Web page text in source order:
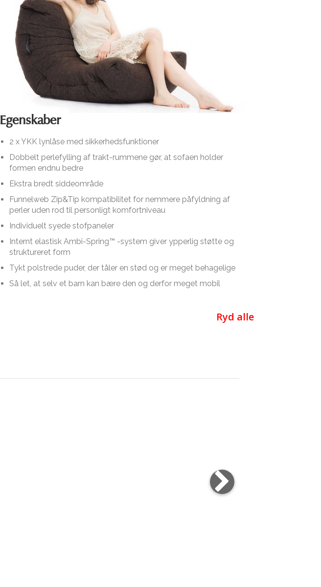
Egenskaber
2 x YKK lynlåse med sikkerhedsfunktioner
Dobbelt perlefylling af trakt-rummene gør, at sofaen holder
formen endnu bedre
Ekstra bredt siddeområde
Funnelweb Zip&Tip kompatibilitet for nemmere påfyldning af
perler uden rod til personligt komfortniveau
Individuelt syede stofpaneler
Internt elastisk Ambi-Spring™ -system giver ypperlig støtte og
struktureret form
Tykt polstrede puder, der tåler en stød og er meget behagelige
Så let, at selv et barn kan bære den og derfor meget mobil
Ryd alle